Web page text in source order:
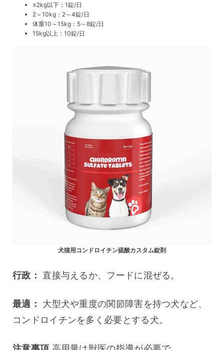
≤2kg以下：1錠/日
2～10kg：2～4錠/日
体重10～15kg：5～8錠/日
15kg以上：10錠/日
犬猫用コンドロイチン硫酸カスタム錠剤
行政： 直接与えるか、フードに混ぜる。
最適：
大型犬や重度の関節障害を持つ犬など、
コンドロイチンを多く必要とする犬。